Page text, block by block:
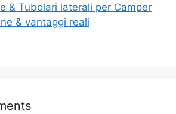
& Tubolari laterali per Camper
& vantaggi reali